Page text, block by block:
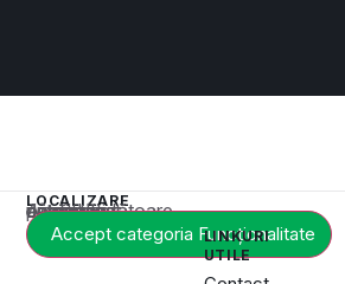
LOCALIZARE
Acest conținut este blocat până când acceptați categoria corespunzătoare de cookie-uri.
Accept categoria Funcționalitate
LINKURI
UTILE